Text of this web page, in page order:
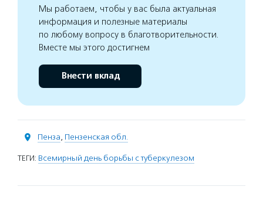
Мы работаем, чтобы у вас была актуальная
информация и полезные материалы
по любому вопросу в благотворительности.
Вместе мы этого достигнем
Внести вклад
Пенза, Пензенская обл.
ТЕГИ: Всемирный день борьбы с туберкулезом